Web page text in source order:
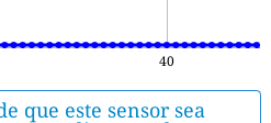
40
que este sensor sea